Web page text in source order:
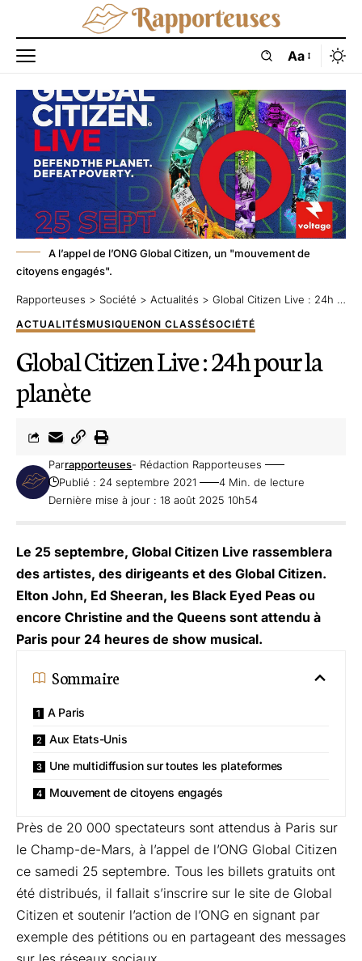
Aa
A l’appel de l’ONG Global Citizen, un "mouvement de
citoyens engagés".
Rapporteuses > Société > Actualités > Global Citizen Live : 24h pour la planète
ACTUALITÉSMUSIQUENON CLASSÉSOCIÉTÉ
Global Citizen Live : 24h pour la
planète
Dernière mise à jour : 18 août 2025 10h54
Parrapporteuses- Rédaction Rapporteuses
Publié : 24 septembre 2021
4 Min. de lecture
Le 25 septembre, Global Citizen Live rassemblera
des artistes, des dirigeants et des Global Citizen.
Elton John, Ed Sheeran, les Black Eyed Peas ou
encore Christine and the Queens sont attendu à
Paris pour 24 heures de show musical.
Sommaire
A Paris
Aux Etats-Unis
Une multidiffusion sur toutes les plateformes
Mouvement de citoyens engagés
Près de 20 000 spectateurs sont attendus à Paris sur
le Champ-de-Mars, à l’appel de l’ONG Global Citizen
ce samedi 25 septembre. Tous les billets gratuits ont
été distribués, il fallait s’inscrire sur le site de Global
Citizen et soutenir l’action de l’ONG en signant par
exemple des pétitions ou en partageant des messages